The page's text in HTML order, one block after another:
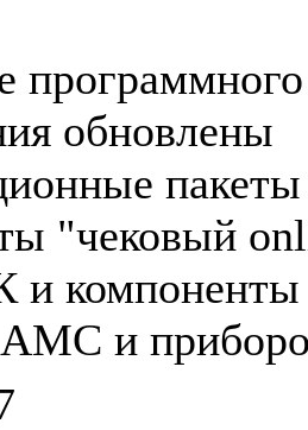
программного
обновлены
пакеты
"чековый
и
и